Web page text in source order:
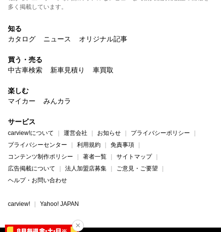
多く掲載しています。
知る
カタログ
ニュース オリジナル記事
買う・売る
中古車検索
新車見積り 車買取
楽しむ
マイカー
みんカラ
サービス
carview!について 運営会社 お知らせ
プライバシーポリシー
プライバシーセンター
利用規約
免責事項
コンテンツ制作ポリシー
著者一覧
サイトマップ
広告掲載について
法人加盟店募集
ご意見・ご要望
ヘルプ・お問い合わせ
carview! Yahoo! JAPAN